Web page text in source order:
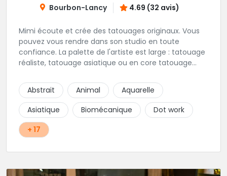
Bourbon-Lancy 4.69 (32 avis)
Mimi écoute et crée des tatouages originaux. Vous
pouvez vous rendre dans son studio en toute
confiance. La palette de l'artiste est large : tatouage
réaliste, tatouage asiatique ou en core tatouage
construire un projet qui vous ressemble.
Abstrait Animal
Aquarelle
Asiatique
Biomécanique
Dot work
+ 17